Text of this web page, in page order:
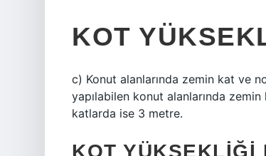
KOT
c) Konut alanlarında zemin kat ve
yapılabilen konut alanlarında
katlarda ise 3 metre.
KOT YÜKSEKLIĞI